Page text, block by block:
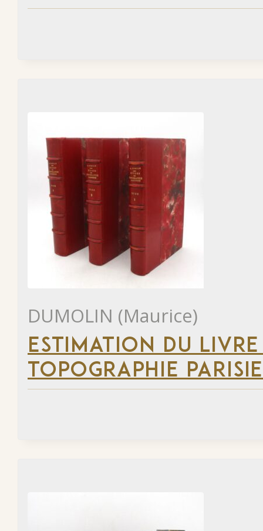
DUMOLIN (Maurice)
ESTIMATION DU
TOPOGRAPHIE